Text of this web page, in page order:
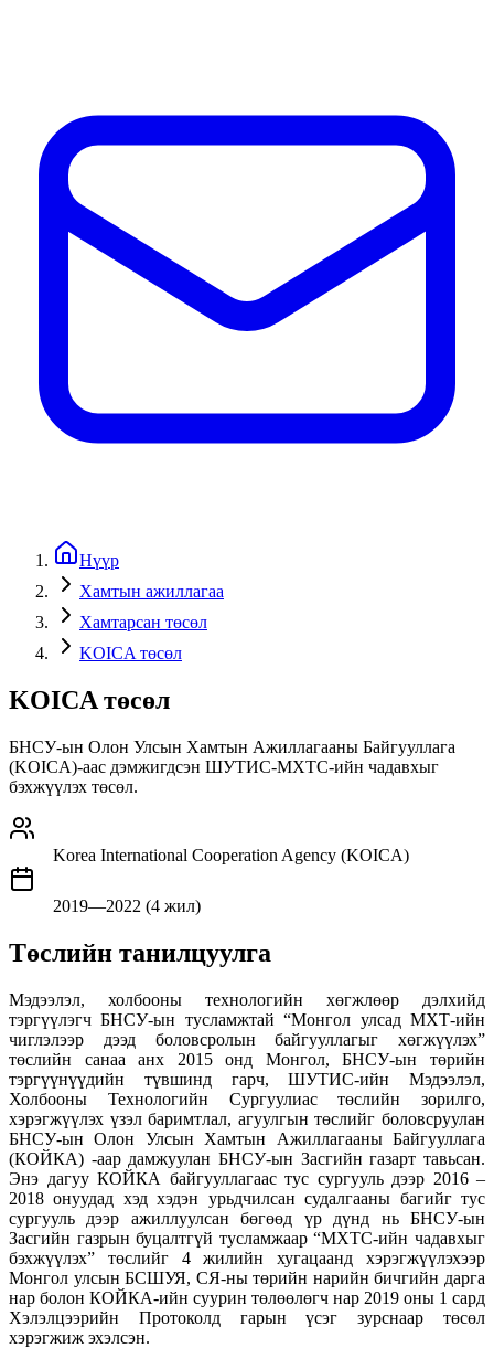
Нүүр
Хамтын ажиллагаа
Хамтарсан төсөл
KOICA төсөл
KOICA төсөл
БНСУ-ын Олон Улсын Хамтын Ажиллагааны Байгууллага
(KOICA)-аас дэмжигдсэн ШУТИС-МХТС-ийн чадавхыг
бэхжүүлэх төсөл.
Korea International Cooperation Agency (KOICA)
2019—2022 (4 жил)
Төслийн танилцуулга
Мэдээлэл, холбооны технологийн хөгжлөөр дэлхийд
тэргүүлэгч БНСУ-ын тусламжтай “Монгол улсад МХТ-ийн
чиглэлээр дээд боловсролын байгууллагыг хөгжүүлэх”
төслийн санаа анх 2015 онд Монгол, БНСУ-ын төрийн
тэргүүнүүдийн түвшинд гарч, ШУТИС-ийн Мэдээлэл,
Холбооны Технологийн Сургуулиас төслийн зорилго,
хэрэгжүүлэх үзэл баримтлал, агуулгын төслийг боловсруулан
БНСУ-ын Олон Улсын Хамтын Ажиллагааны Байгууллага
(КОЙКА) -аар дамжуулан БНСУ-ын Засгийн газарт тавьсан.
Энэ дагуу КОЙКА байгууллагаас тус сургууль дээр 2016 –
2018 онуудад хэд хэдэн урьдчилсан судалгааны багийг тус
сургууль дээр ажиллуулсан бөгөөд үр дүнд нь БНСУ-ын
Засгийн газрын буцалтгүй тусламжаар “МХТС-ийн чадавхыг
бэхжүүлэх” төслийг 4 жилийн хугацаанд хэрэгжүүлэхээр
Монгол улсын БСШУЯ, СЯ-ны төрийн нарийн бичгийн дарга
нар болон КОЙКА-ийн суурин төлөөлөгч нар 2019 оны 1 сард
Хэлэлцээрийн Протоколд гарын үсэг зурснаар төсөл
хэрэгжиж эхэлсэн.